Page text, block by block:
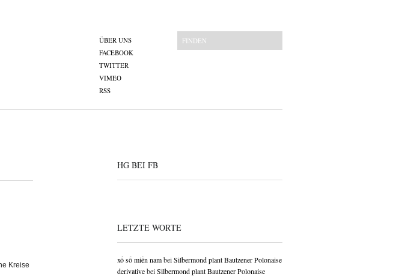
ÜBER UNS
FACEBOOK
TWITTER
VIMEO
RSS
Kreise
HG BEI FB
LETZTE WORTE
xổ số miền nambeiSilbermond plant Bautzener Polonaise
derivativebeiSilbermond plant Bautzener Polonaise